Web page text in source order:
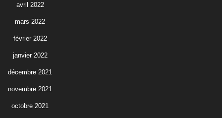
avril 2022
mars 2022
février 2022
janvier 2022
décembre 2021
novembre 2021
octobre 2021